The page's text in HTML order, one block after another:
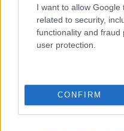
I want to allow Google
related to security,
functionality and
user protection.
CONFIRM
Sestola (MO) - 6.7km
Piazza Marchiani